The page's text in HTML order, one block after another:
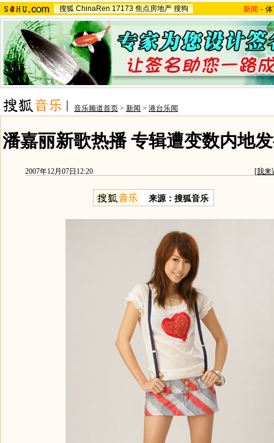
搜狐 ChinaRen 17173 焦点房地产 搜狗 新闻 -
音乐频道首页 > 新闻 > 港台乐闻
潘嘉丽新歌热播 专辑遭变数内地
2007年12月07日12:20 [我来
来源：搜狐音乐